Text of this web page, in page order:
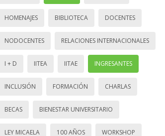
HOMENAJES BIBLIOTECA DOCENTES
NODOCENTES RELACIONES INTERNACIONALES
I + D IITEA IITAE INGRESANTES
INCLUSIÓN FORMACIÓN CHARLAS
BECAS BIENESTAR UNIVERSITARIO
LEY MICAELA 100 AÑOS WORKSHOP